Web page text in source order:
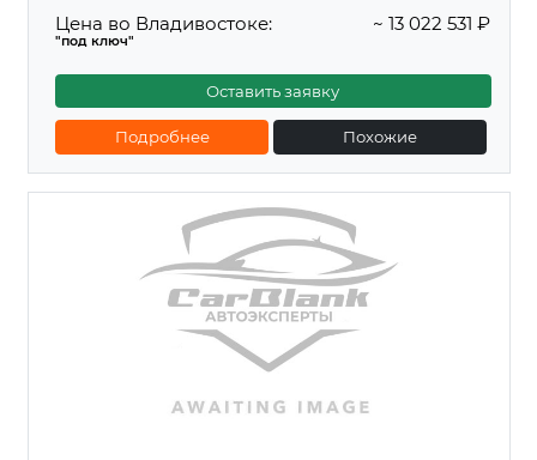
Цена во Владивостоке:
"под ключ"
~ 13 022 531 ₽
Оставить заявку
Подробнее Похожие